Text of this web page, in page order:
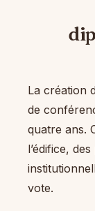
La création
de
quatre ans.
l’édifice,
vote.